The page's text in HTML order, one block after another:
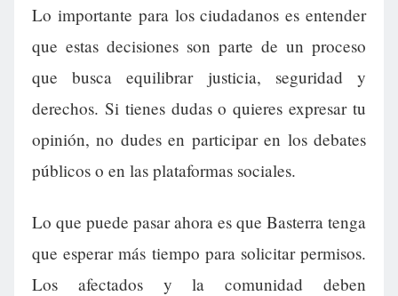
Lo importante para los ciudadanos es entender
que estas decisiones son parte de un proceso
que busca equilibrar justicia, seguridad y
derechos. Si tienes dudas o quieres expresar tu
opinión, no dudes en participar en los debates
públicos o en las plataformas sociales.
Lo que puede pasar ahora es que Basterra tenga
que esperar más tiempo para solicitar permisos.
Los afectados y la comunidad deben